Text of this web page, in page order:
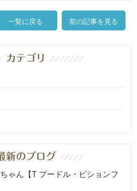
一覧に戻る 前の記事を見る
ゃん【T プードル・ビションフ